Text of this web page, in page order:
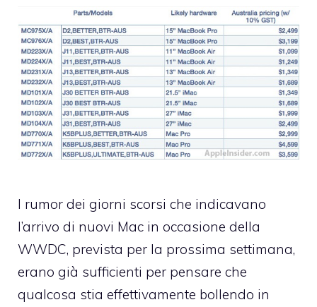
I rumor dei giorni scorsi che indicavano
l’arrivo di nuovi Mac in occasione della
WWDC, prevista per la prossima settimana,
erano già sufficienti per pensare che
qualcosa stia effettivamente bollendo in